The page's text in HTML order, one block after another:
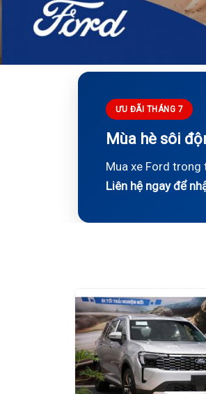
ƯU ĐÃI THÁNG 7
Mùa hè sôi
Mua xe Ford
Liên hệ ngay để